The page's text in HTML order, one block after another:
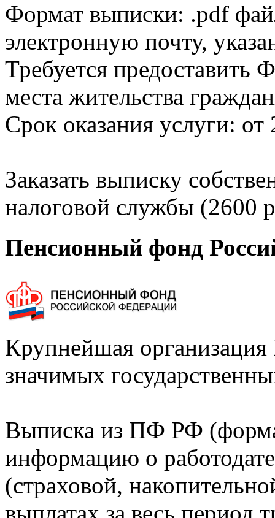
Формат выписки: .pdf
электронную почту,
Требуется
места жительства
Срок оказания услуги: от
Заказать выписку
налоговой службы (2600
Пенсионный фонд
Крупнейшая
значимых
Выписка из ПФ РФ
информацию о
(страховой,
выплатах за весь период